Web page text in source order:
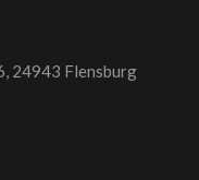
24943 Flensburg